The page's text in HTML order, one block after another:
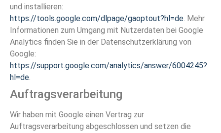
und installieren:
https://tools.google.com/dlpage/gaoptout?hl=de. Mehr
Informationen zum Umgang mit Nutzerdaten bei Google
Analytics finden Sie in der Datenschutzerklärung von
Google:
https://support.google.com/analytics/answer/6004245?
hl=de.
Auftragsverarbeitung
Wir haben mit Google einen Vertrag zur
Auftragsverarbeitung abgeschlossen und setzen die